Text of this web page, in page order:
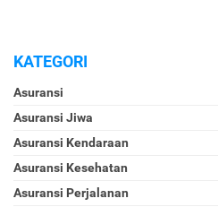
KATEGORI
Asuransi
Asuransi Jiwa
Asuransi Kendaraan
Asuransi Kesehatan
Asuransi Perjalanan